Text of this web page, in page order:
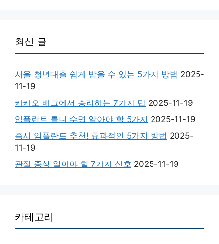
최신 글
서울 청년대출 쉽게 받을 수 있는 5가지 방법 2025-
11-19
카카오 배그에서 승리하는 7가지 팁 2025-11-19
임플란트 틀니 수명 알아야 할 5가지 2025-11-19
즉시 임플란트 추천! 효과적인 5가지 방법 2025-
11-19
관절 증상 알아야 할 7가지 신호 2025-11-19
카테고리